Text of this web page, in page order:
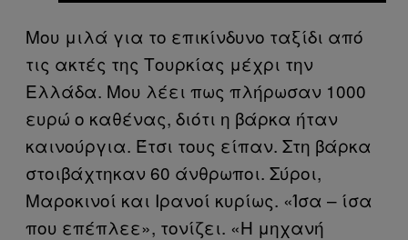
Μου μιλά για το επικίνδυνο ταξίδι από
τις ακτές της Τουρκίας μέχρι την
Ελλάδα. Μου λέει πως πλήρωσαν 1000
ευρώ ο καθένας, διότι η βάρκα ήταν
καινούργια. Έτσι τους είπαν. Στη βάρκα
στοιβάχτηκαν 60 άνθρωποι. Σύροι,
Μαροκινοί και Ιρανοί κυρίως. «Ίσα – ίσα
που επέπλεε», τονίζει. «Η μηχανή